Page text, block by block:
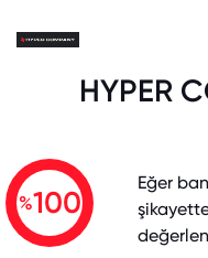
HYPER
%100
Eğer